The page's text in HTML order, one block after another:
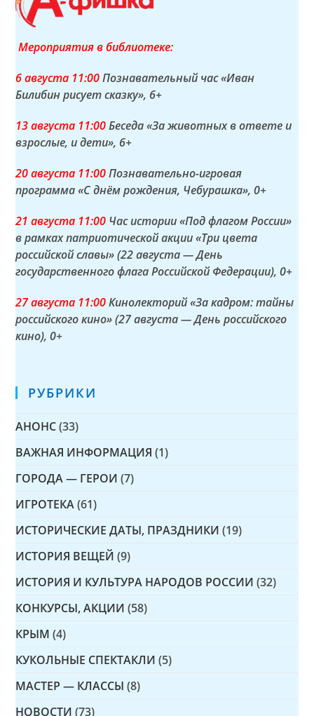
Мероприятия в библиотеке:
6 августа 11:00Познавательный час «Иван
Билибин рисует сказку», 6+
13 августа 11:00Беседа «За животных в ответе и
взрослые, и дети», 6+
20 августа 11:00Познавательно-игровая
программа «С днём рождения, Чебурашка», 0+
21 августа 11:00 Час истории «Под флагом России»
в рамках патриотической акции «Три цвета
российской славы» (22 августа — День
государственного флага Российской Федерации), 0+
27 августа 11:00Кинолекторий «За кадром: тайны
российского кино» (27 августа — День российского
кино), 0+
РУБРИКИ
АНОНС (33)
ВАЖНАЯ ИНФОРМАЦИЯ (1)
ГОРОДА — ГЕРОИ (7)
ИГРОТЕКА (61)
ИСТОРИЧЕСКИЕ ДАТЫ, ПРАЗДНИКИ (19)
ИСТОРИЯ ВЕЩЕЙ (9)
ИСТОРИЯ И КУЛЬТУРА НАРОДОВ РОССИИ (32)
КОНКУРСЫ, АКЦИИ (58)
КРЫМ (4)
КУКОЛЬНЫЕ СПЕКТАКЛИ (5)
МАСТЕР — КЛАССЫ (8)
НОВОСТИ (73)